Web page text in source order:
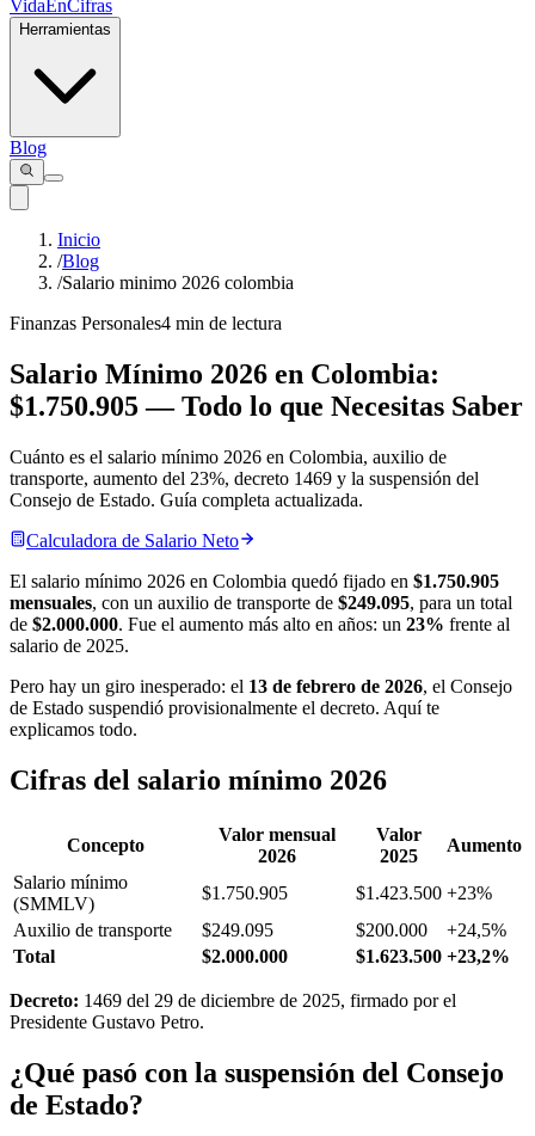
VidaEnCifras
Herramientas
Blog
Inicio
/Blog
/Salario minimo 2026 colombia
Finanzas Personales4 min de lectura
Salario Mínimo 2026 en Colombia:
$1.750.905 — Todo lo que Necesitas Saber
Cuánto es el salario mínimo 2026 en Colombia, auxilio de
transporte, aumento del 23%, decreto 1469 y la suspensión del
Consejo de Estado. Guía completa actualizada.
Calculadora de Salario Neto
El salario mínimo 2026 en Colombia quedó fijado en $1.750.905
mensuales, con un auxilio de transporte de $249.095, para un total
de $2.000.000. Fue el aumento más alto en años: un 23% frente al
salario de 2025.
Pero hay un giro inesperado: el 13 de febrero de 2026, el Consejo
de Estado suspendió provisionalmente el decreto. Aquí te
explicamos todo.
Cifras del salario mínimo 2026
Concepto
Valor mensual
2026
Valor
2025
Aumento
Salario mínimo
(SMMLV)
$1.750.905 $1.423.500 +23%
Auxilio de transporte
$249.095 $200.000
+24,5%
Total
$2.000.000 $1.623.500 +23,2%
Decreto: 1469 del 29 de diciembre de 2025, firmado por el
Presidente Gustavo Petro.
¿Qué pasó con la suspensión del Consejo
de Estado?